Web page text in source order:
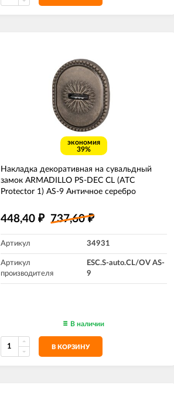
экономия
39%
Накладка декоративная на сувальдный
замок ARMADILLO PS-DEC CL (ATC
Protector 1) AS-9 Античное серебро
448,40 ₽ 737,60₽
Артикул 34931
Артикул
производителя
ESC.S-auto.CL/OV AS-
9
В наличии
В КОРЗИНУ